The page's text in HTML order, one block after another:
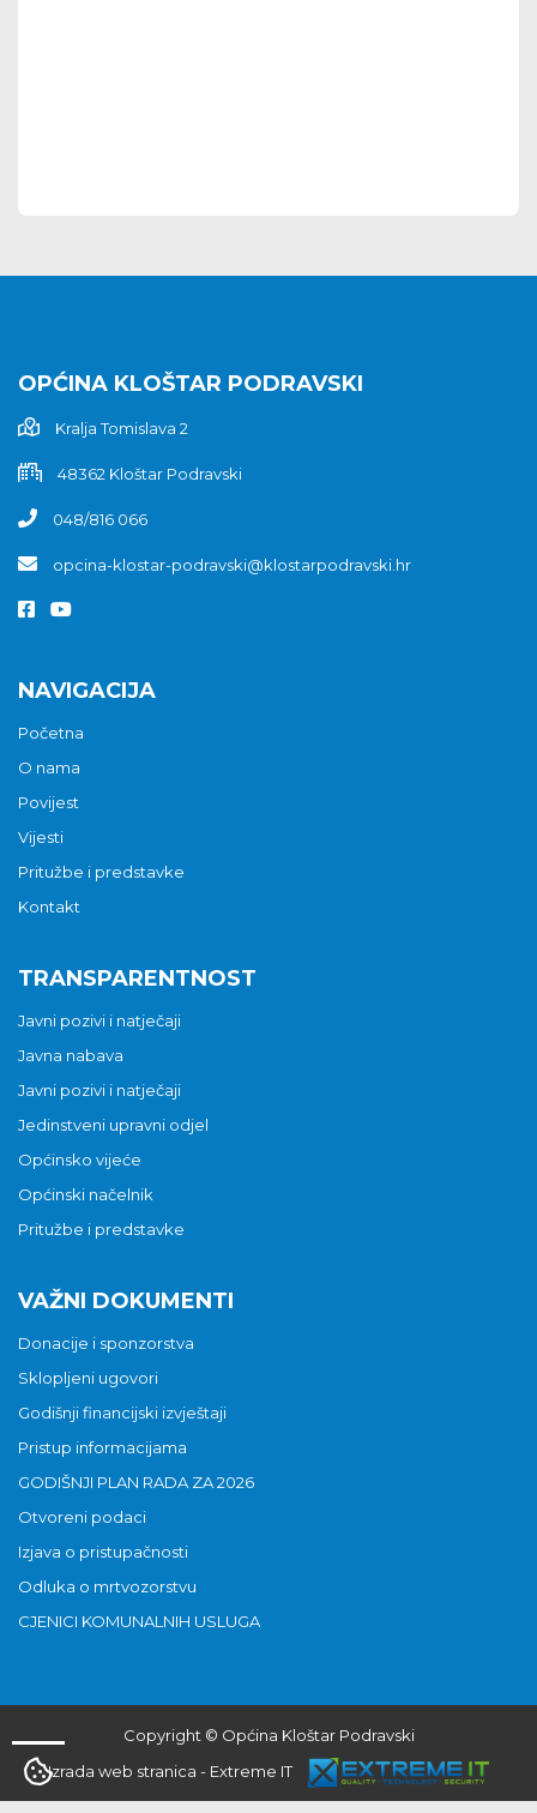
OPĆINA KLOŠTAR PODRAVSKI
Kralja Tomislava 2
48362 Kloštar Podravski
048/816 066
opcina-klostar-podravski@klostarpodravski.hr
NAVIGACIJA
Početna
O nama
Povijest
Vijesti
Pritužbe i predstavke
Kontakt
TRANSPARENTNOST
Javni pozivi i natječaji
Javna nabava
Javni pozivi i natječaji
Jedinstveni upravni odjel
Općinsko vijeće
Općinski načelnik
Pritužbe i predstavke
VAŽNI DOKUMENTI
Donacije i sponzorstva
Sklopljeni ugovori
Godišnji financijski izvještaji
Pristup informacijama
GODIŠNJI PLAN RADA ZA 2026
Otvoreni podaci
Izjava o pristupačnosti
Odluka o mrtvozorstvu
CJENICI KOMUNALNIH USLUGA
Copyright © Općina Kloštar Podravski
Izrada web stranica - Extreme IT